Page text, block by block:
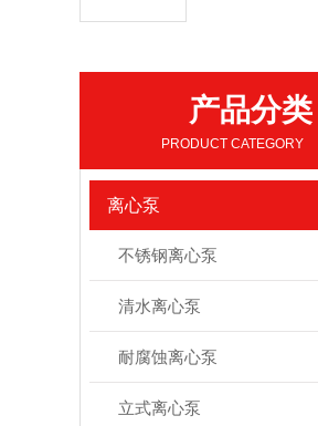
产品分类
PRODUCT CATEGORY
离心泵
不锈钢离心泵
清水离心泵
耐腐蚀离心泵
立式离心泵